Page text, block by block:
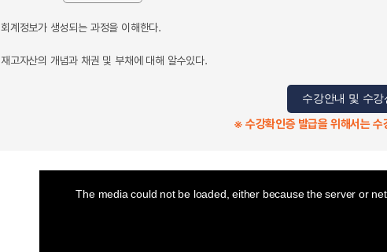
회계정보가 생성되는 과정을 이해한다.
재고자산의 개념과 채권 및 부채에 대해 알수있다.
수강안내 및 수강
※ 수강확인증 발급을 위해서는 수
The media could not be loaded, either because the server or